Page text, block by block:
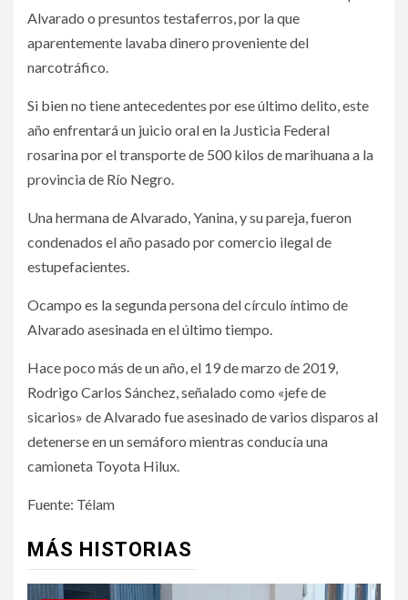
Alvarado o presuntos testaferros, por la que
aparentemente lavaba dinero proveniente del
narcotráfico.
Si bien no tiene antecedentes por ese último delito, este
año enfrentará un juicio oral en la Justicia Federal
rosarina por el transporte de 500 kilos de marihuana a la
provincia de Río Negro.
Una hermana de Alvarado, Yanina, y su pareja, fueron
condenados el año pasado por comercio ilegal de
estupefacientes.
Ocampo es la segunda persona del círculo íntimo de
Alvarado asesinada en el último tiempo.
Hace poco más de un año, el 19 de marzo de 2019,
Rodrigo Carlos Sánchez, señalado como «jefe de
sicarios» de Alvarado fue asesinado de varios disparos al
detenerse en un semáforo mientras conducía una
camioneta Toyota Hilux.
Fuente: Télam
MÁS HISTORIAS